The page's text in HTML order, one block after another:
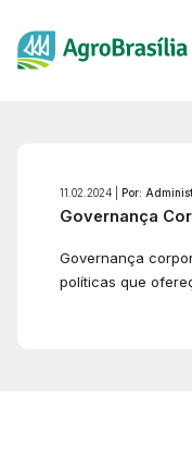
11.02.2024 | Por:
Governança
Governança
políticas que